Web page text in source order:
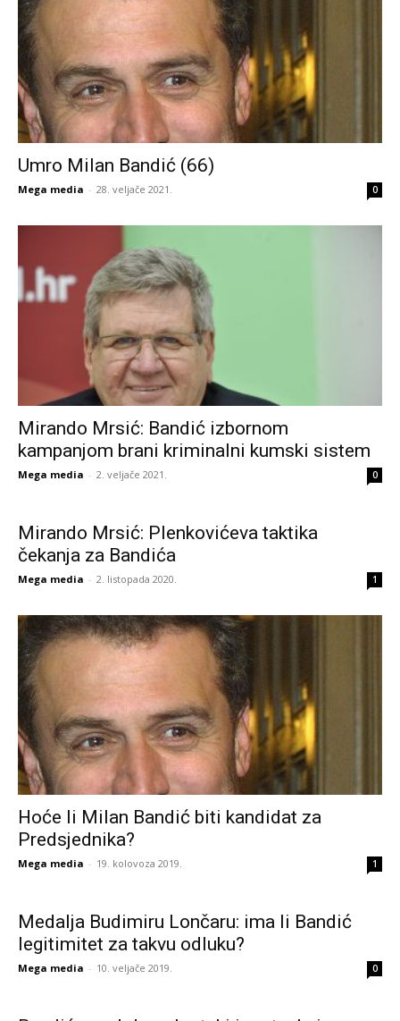
Umro Milan Bandić (66)
Mega media - 28. veljače 2021. 0
Mirando Mrsić: Bandić izbornom
kampanjom brani kriminalni kumski sistem
Mega media - 2. veljače 2021. 0
Mirando Mrsić: Plenkovićeva taktika
čekanja za Bandića
Mega media - 2. listopada 2020. 1
Hoće li Milan Bandić biti kandidat za
Predsjednika?
Mega media - 19. kolovoza 2019. 1
Medalja Budimiru Lončaru: ima li Bandić
legitimitet za takvu odluku?
Mega media - 10. veljače 2019. 0